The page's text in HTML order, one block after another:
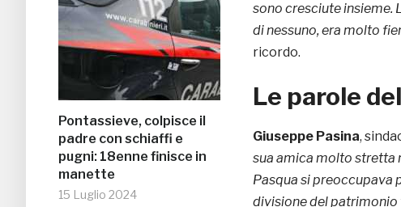
Pontassieve, colpisce il
padre con schiaffi e
pugni: 18enne finisce in
manette
15 Luglio 2024
sono cresciute insieme.
di nessuno, era molto
ricordo.
Le parole
Giuseppe Pasina,
sua amica molto stretta
Pasqua si preoccupava
divisione del